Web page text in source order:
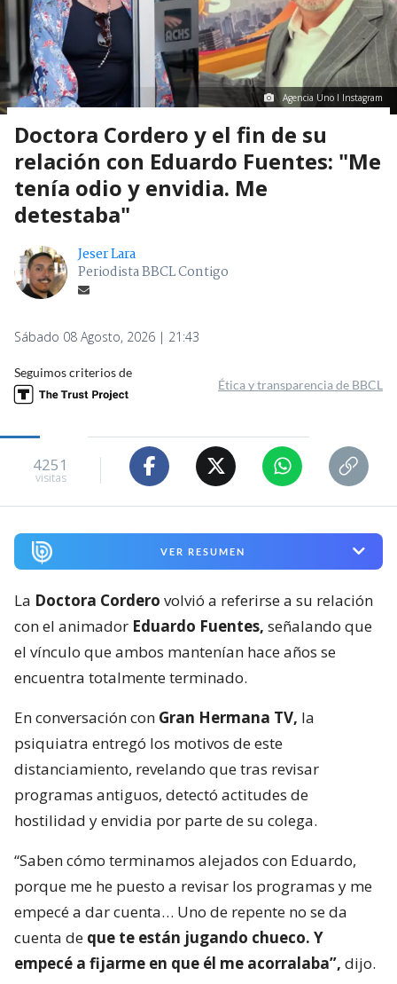
Agencia Uno I Instagram
Doctora Cordero y el fin de su
relación con Eduardo Fuentes: "Me
tenía odio y envidia. Me
detestaba"
Jeser Lara
Periodista BBCL Contigo
Sábado 08 Agosto, 2026 | 21:43
Seguimos criterios de
Ética y transparencia de BBCL
4251
visitas
VER RESUMEN
La Doctora Cordero volvió a referirse a su relación
con el animador Eduardo Fuentes, señalando que
el vínculo que ambos mantenían hace años se
encuentra totalmente terminado.
En conversación con Gran Hermana TV, la
psiquiatra entregó los motivos de este
distanciamiento, revelando que tras revisar
programas antiguos, detectó actitudes de
hostilidad y envidia por parte de su colega.
“Saben cómo terminamos alejados con Eduardo,
porque me he puesto a revisar los programas y me
empecé a dar cuenta… Uno de repente no se da
cuenta de que te están jugando chueco. Y
empecé a fijarme en que él me acorralaba”, dijo.